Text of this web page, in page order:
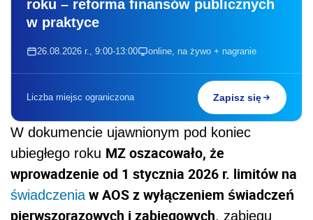
roku – reforma finansów publicznych
w praktyce
26.08.2026 r., 9:00-13:00 online, na żywo + nagranie
Liczba miejsc ograniczona Zapisz się
W dokumencie ujawnionym pod koniec
ubiegłego roku MZ oszacowało, że
wprowadzenie od 1 stycznia 2026 r. limitów na
świadczeniaw AOS z wyłączeniem świadczeń
pierwszorazowych i zabiegowych, zabiegu